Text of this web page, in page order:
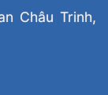
Châu Trinh,